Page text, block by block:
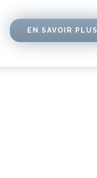
EN SAVOIR PLUS